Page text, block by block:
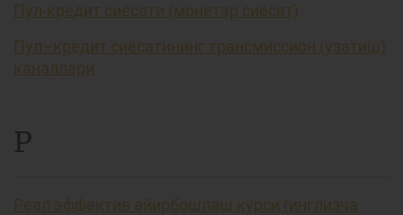
Пул-кредит сиёсати (монетар сиёсат)
Пул–кредит сиёсатининг трансмиссион (узатиш)
каналлари
Р
Реал эффектив айирбошлаш курси (инглизча